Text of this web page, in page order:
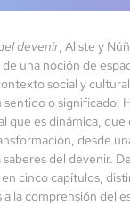
devenir, Aliste y
una noción de
social y
o significado.
que es dinámica, que
desde
del devenir.
cinco capítulos,
la comprensión del